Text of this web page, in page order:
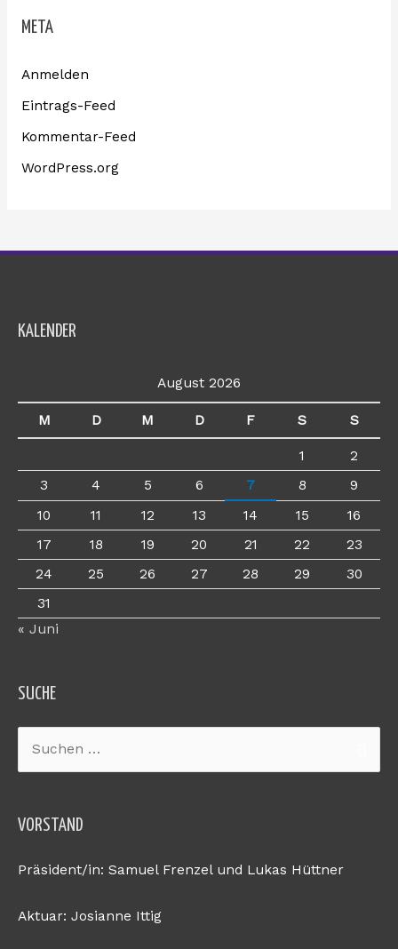
META
Anmelden
Eintrags-Feed
Kommentar-Feed
WordPress.org
KALENDER
August 2026
M D M D F S S
1
2
3
4 5 6 7 8
9
10
11 12 13 14 15
16
17
18 19 20 21 22
23
24
25 26 27 28 29
30
31
« Juni
SUCHE
Suchen
nach:
VORSTAND
Präsident/in: Samuel Frenzel und Lukas Hüttner
Aktuar: Josianne Ittig